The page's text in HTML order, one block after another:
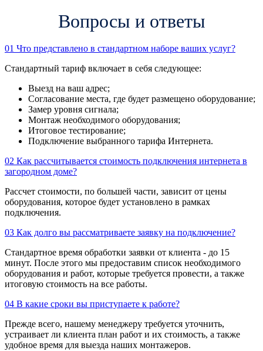
Вопросы и ответы
01 Что представлено в стандартном наборе ваших услуг?
Стандартный тариф включает в себя следующее:
Выезд на ваш адрес;
Согласование места, где будет размещено оборудование;
Замер уровня сигнала;
Монтаж необходимого оборудования;
Итоговое тестирование;
Подключение выбранного тарифа Интернета.
02 Как рассчитывается стоимость подключения интернета в
загородном доме?
Рассчет стоимости, по большей части, зависит от цены
оборудования, которое будет установлено в рамках
подключения.
03 Как долго вы рассматриваете заявку на подключение?
Стандартное время обработки заявки от клиента - до 15
минут. После этого мы предоставим список необходимого
оборудования и работ, которые требуется провести, а также
итоговую стоимость на все работы.
04 В какие сроки вы приступаете к работе?
Прежде всего, нашему менеджеру требуется уточнить,
устраивает ли клиента план работ и их стоимость, а также
удобное время для выезда наших монтажеров.